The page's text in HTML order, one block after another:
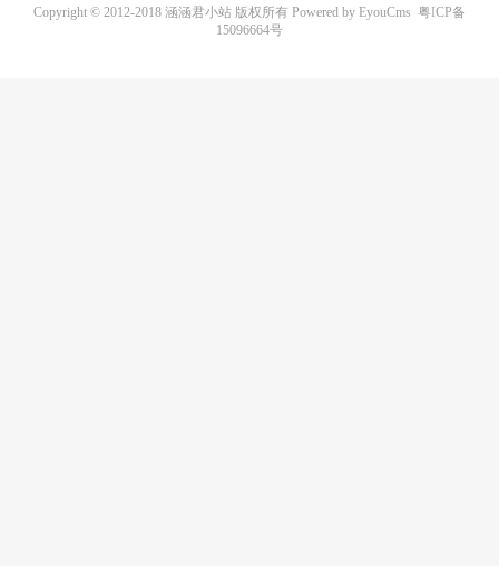
Copyright © 2012-2018 涵涵君小站 版权所有 Powered by EyouCms 粤ICP备
15096664号